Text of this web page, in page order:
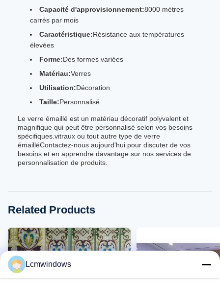
Capacité d'approvisionnement:8000 mètres
carrés par mois
Caractéristique:Résistance aux températures
élevées
Forme:Des formes variées
Matériau:Verres
Utilisation:Décoration
Taille:Personnalisé
Le verre émaillé est un matériau décoratif polyvalent et
magnifique qui peut être personnalisé selon vos besoins
spécifiques.vitraux ou tout autre type de verre
émailléContactez-nous aujourd'hui pour discuter de vos
besoins et en apprendre davantage sur nos services de
personnalisation de produits.
Related Products
Lcmwindows